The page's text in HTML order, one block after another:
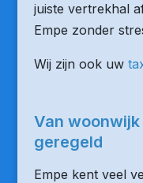
juiste vertrekhal
Empe zonder
Wij zijn ook uw
Van
geregeld
Empe kent veel